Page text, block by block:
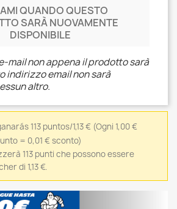
QUANDO QUESTO
SARÀ NUOVAMENTE
DISPONIBILE
mail non appena il prodotto sarà
indirizzo email non sarà
altro.
113 puntos/1,13 € (Ogni 1,00 €
= 0,01 € sconto)
113 punti che possono essere
di 1,13 €.